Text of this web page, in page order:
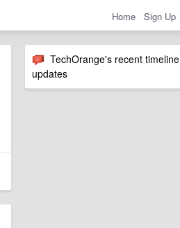
Home Sign Up
TechOrange's recent timeline
updates